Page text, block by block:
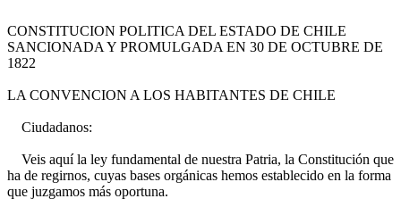
CONSTITUCION POLITICA DEL ESTADO DE CHILE
SANCIONADA Y PROMULGADA EN 30 DE OCTUBRE DE
1822
LA CONVENCION A LOS HABITANTES DE CHILE
Ciudadanos:
Veis aquí la ley fundamental de nuestra Patria, la Constitución que
ha de regirnos, cuyas bases orgánicas hemos establecido en la forma
que juzgamos más oportuna.